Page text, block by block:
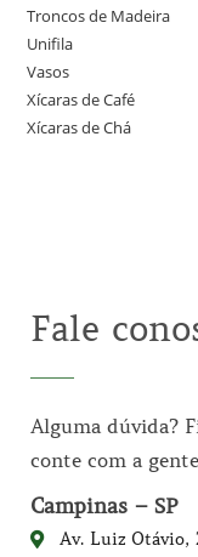
Troncos de Madeira
Unifila
Vasos
Xícaras de Café
Xícaras de Chá
Fale
Alguma dúvida?
conte com a gente
Campinas – SP
Av. Luiz Otávio,